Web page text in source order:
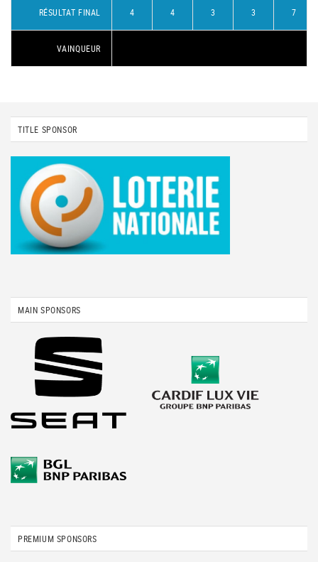
RÉSULTAT FINAL 4 4 3 3 7
VAINQUEUR
TITLE SPONSOR
MAIN SPONSORS
PREMIUM SPONSORS